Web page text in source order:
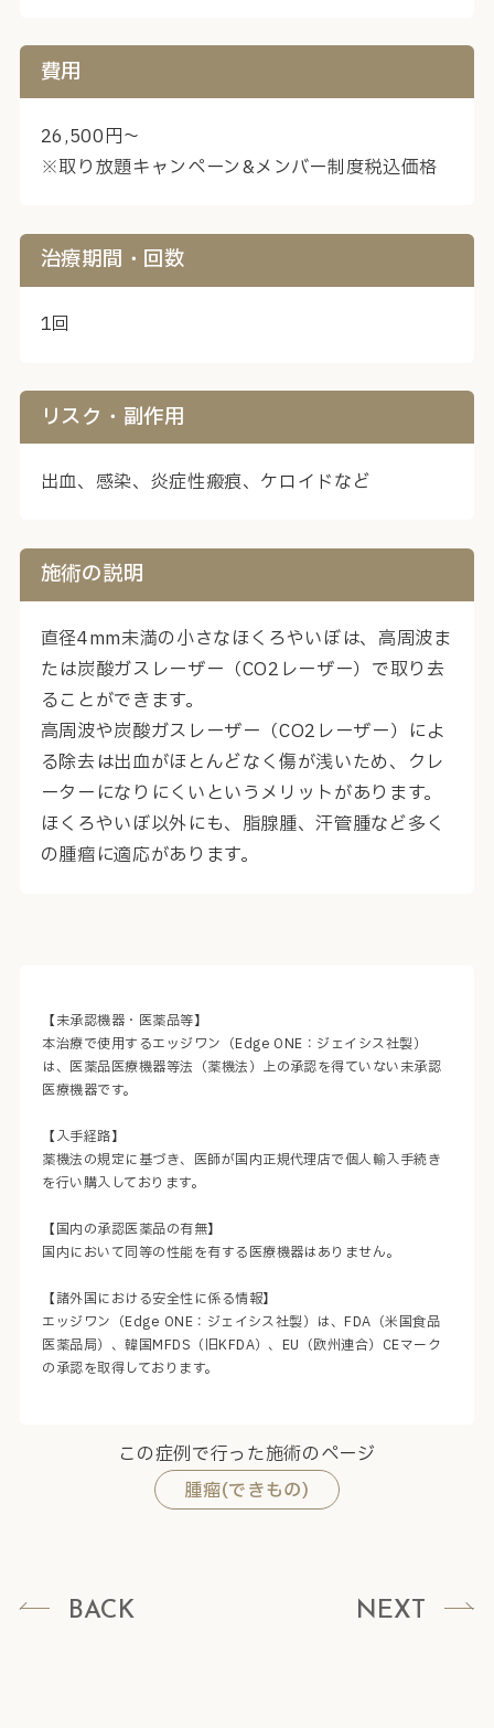
費用
26,500円～
※取り放題キャンペーン&メンバー制度税込価格
治療期間・回数
1回
リスク・副作用
出血、感染、炎症性瘢痕、ケロイドなど
施術の説明
直径4mm未満の小さなほくろやいぼは、高周波ま
たは炭酸ガスレーザー（CO2レーザー）で取り去
ることができます。
高周波や炭酸ガスレーザー（CO2レーザー）によ
る除去は出血がほとんどなく傷が浅いため、クレ
ーターになりにくいというメリットがあります。
ほくろやいぼ以外にも、脂腺腫、汗管腫など多く
の腫瘤に適応があります。
【未承認機器・医薬品等】
本治療で使用するエッジワン（Edge ONE：ジェイシス社製）
は、医薬品医療機器等法（薬機法）上の承認を得ていない未承認
医療機器です。
【入手経路】
薬機法の規定に基づき、医師が国内正規代理店で個人輸入手続き
を行い購入しております。
【国内の承認医薬品の有無】
国内において同等の性能を有する医療機器はありません。
【諸外国における安全性に係る情報】
エッジワン（Edge ONE：ジェイシス社製）は、FDA（米国食品
医薬品局）、韓国MFDS（旧KFDA）、EU（欧州連合）CEマーク
の承認を取得しております。
この症例で行った施術のページ
腫瘤(できもの)
BACK NEXT